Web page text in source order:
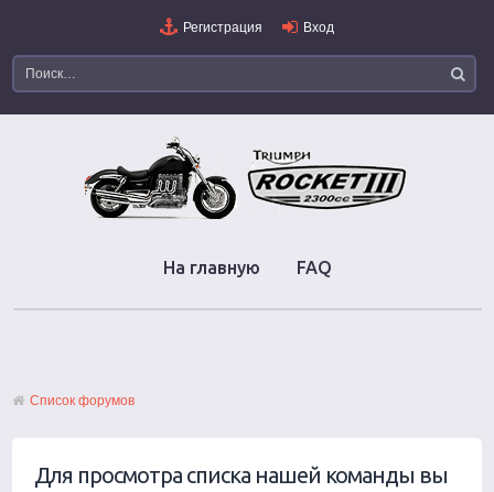
Регистрация Вход
На главную FAQ
Список форумов
Для просмотра списка нашей команды вы